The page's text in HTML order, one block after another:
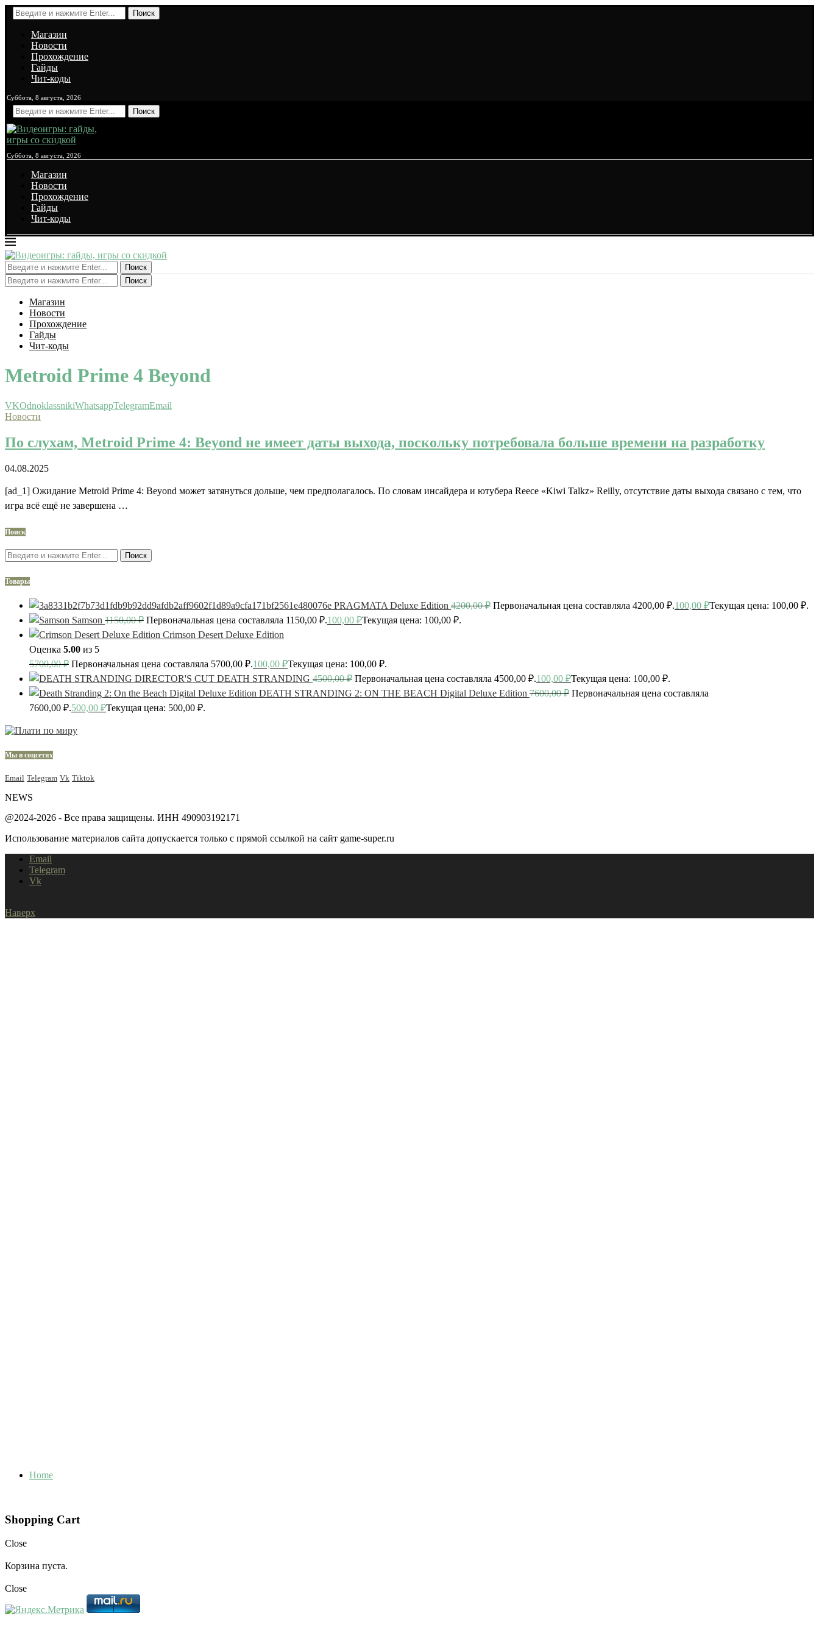
Поиск
Магазин
Новости
Прохождение
Гайды
Чит-коды
Суббота, 8 августа, 2026
Поиск
Суббота, 8 августа, 2026
Магазин
Новости
Прохождение
Гайды
Чит-коды
Поиск
Поиск
Магазин
Новости
Прохождение
Гайды
Чит-коды
Metroid Prime 4 Beyond
VKOdnoklassnikiWhatsappTelegramEmail
Новости
По слухам, Metroid Prime 4: Beyond не имеет даты выхода, поскольку потребовала больше времени на разработку
04.08.2025
[ad_1] Ожидание Metroid Prime 4: Beyond может затянуться дольше, чем предполагалось. По словам инсайдера и ютубера Reece «Kiwi Talkz» Reilly, отсутствие даты выхода связано с тем, что
игра всё ещё не завершена …
Поиск
Поиск
Товары
PRAGMATA Deluxe Edition 4200,00₽ Первоначальная цена составляла 4200,00 ₽.100,00 ₽Текущая цена: 100,00 ₽.
Samson 1150,00₽ Первоначальная цена составляла 1150,00 ₽.100,00 ₽Текущая цена: 100,00 ₽.
Crimson Desert Deluxe Edition
Оценка 5.00 из 5
5700,00₽ Первоначальная цена составляла 5700,00 ₽.100,00 ₽Текущая цена: 100,00 ₽.
DEATH STRANDING 4500,00₽ Первоначальная цена составляла 4500,00 ₽.100,00 ₽Текущая цена: 100,00 ₽.
DEATH STRANDING 2: ON THE BEACH Digital Deluxe Edition 7600,00₽ Первоначальная цена составляла
7600,00 ₽.500,00 ₽Текущая цена: 500,00 ₽.
Мы в соцсетях
Email Telegram Vk Tiktok
NEWS
@2024-2026 - Все права защищены. ИНН 490903192171
Использование материалов сайта допускается только с прямой ссылкой на сайт game-super.ru
Email
Telegram
Vk
Наверх
Home
Shopping Cart
Close
Корзина пуста.
Close